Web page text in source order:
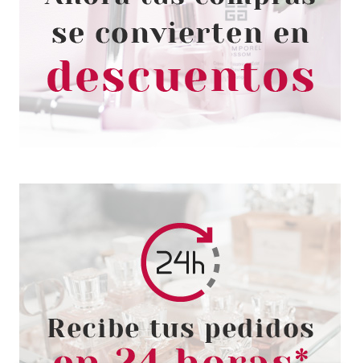
ESSENCE PALETA
CONTORNEADORA PARA
ESCULPIR ROSTRO 10 READY
SET PEACH!
Pvr 4.99€
-24%
desde
3.80€
ESSENCE
ESSENCE CORRECTOR
CAMOUFLAGE+ MATT
WATERPROOF 160 8 ML